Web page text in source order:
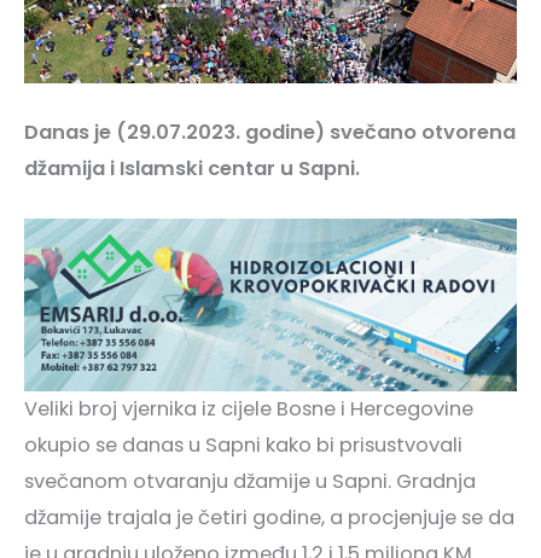
Danas je (29.07.2023. godine) svečano otvorena
džamija i Islamski centar u Sapni.
Veliki broj vjernika iz cijele Bosne i Hercegovine
okupio se danas u Sapni kako bi prisustvovali
svečanom otvaranju džamije u Sapni. Gradnja
džamije trajala je četiri godine, a procjenjuje se da